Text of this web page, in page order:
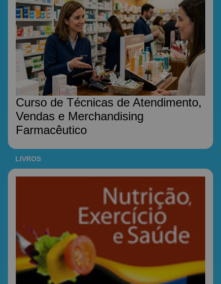
Curso de Técnicas de Atendimento,
Vendas e Merchandising
Farmacêutico
LIVROS